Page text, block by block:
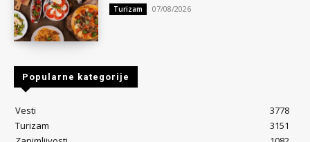
Turizam 07/08/2026
Popularne kategorije
Vesti
3778
Turizam
3151